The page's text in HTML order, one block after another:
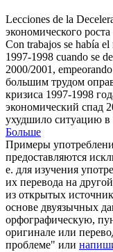
Lecciones de la
экономического
Con trabajos se había
1997-1998 cuando se
2000/2001,
большим трудом
кризиса 1997-1998
экономический спад
ухудшило ситуацию в
Больше
Примеры
предоставляются
е. для изучения
их перевода на
из открытых
основе двуязычных
орфографическую,
оригинале или
проблеме" или